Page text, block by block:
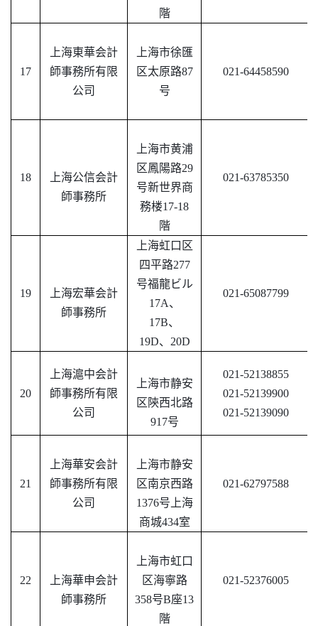
階
17
上海東華会計
師事務所有限
公司
上海市徐匯
区太原路87
号
021-64458590
18
上海公信会計
師事務所
上海市黄浦
区鳳陽路29
号新世界商
務楼17-18
階
021-63785350
19
上海宏華会計
師事務所
上海虹口区
四平路277
号福龍ビル
17A、
17B、
19D、20D
021-65087799
20
上海滬中会計
師事務所有限
公司
上海市静安
区陝西北路
917号
021-52138855
021-52139900
021-52139090
21
上海華安会計
師事務所有限
公司
上海市静安
区南京西路
1376号上海
商城434室
021-62797588
22
上海華申会計
師事務所
上海市虹口
区海寧路
358号B座13
階
021-52376005